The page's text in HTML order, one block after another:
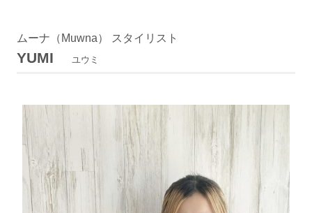
ムーナ（Muwna） スタイリスト
YUMI ユウミ